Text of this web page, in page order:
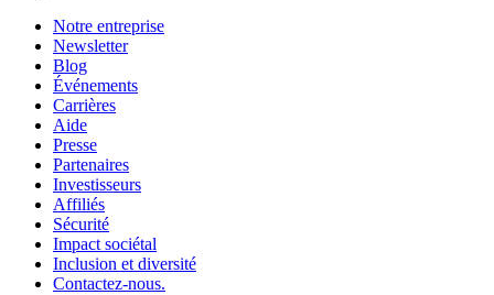
Notre entreprise
Newsletter
Blog
Événements
Carrières
Aide
Presse
Partenaires
Investisseurs
Affiliés
Sécurité
Impact sociétal
Inclusion et diversité
Contactez-nous.